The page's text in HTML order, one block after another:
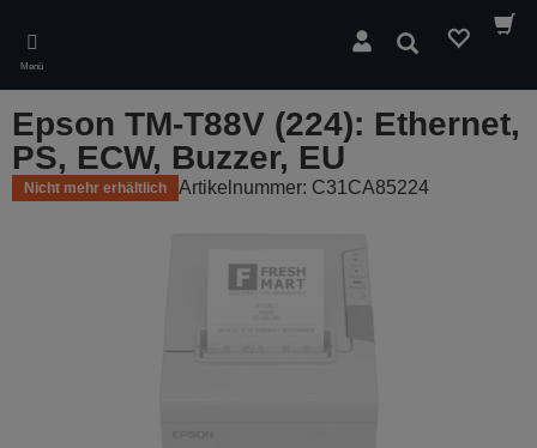
main
content
Menü
Suchen
Epson TM-T88V (224): Ethernet,
PS, ECW, Buzzer, EU
Nicht mehr erhältlich Artikelnummer: C31CA85224